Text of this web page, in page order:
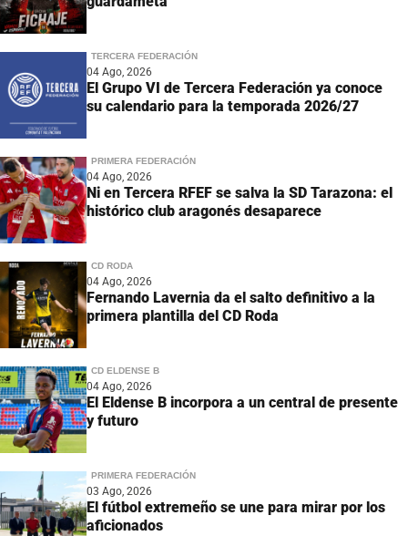
TERCERA FEDERACIÓN
04 Ago, 2026
El Grupo VI de Tercera Federación ya conoce
su calendario para la temporada 2026/27
PRIMERA FEDERACIÓN
04 Ago, 2026
Ni en Tercera RFEF se salva la SD Tarazona: el
histórico club aragonés desaparece
CD RODA
04 Ago, 2026
Fernando Lavernia da el salto definitivo a la
primera plantilla del CD Roda
CD ELDENSE B
04 Ago, 2026
El Eldense B incorpora a un central de presente
y futuro
PRIMERA FEDERACIÓN
03 Ago, 2026
El fútbol extremeño se une para mirar por los
aficionados